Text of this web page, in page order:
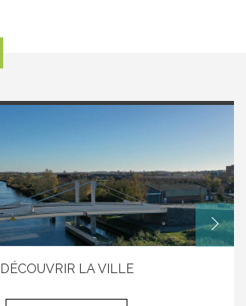
DÉCOUVRIR LA VILLE